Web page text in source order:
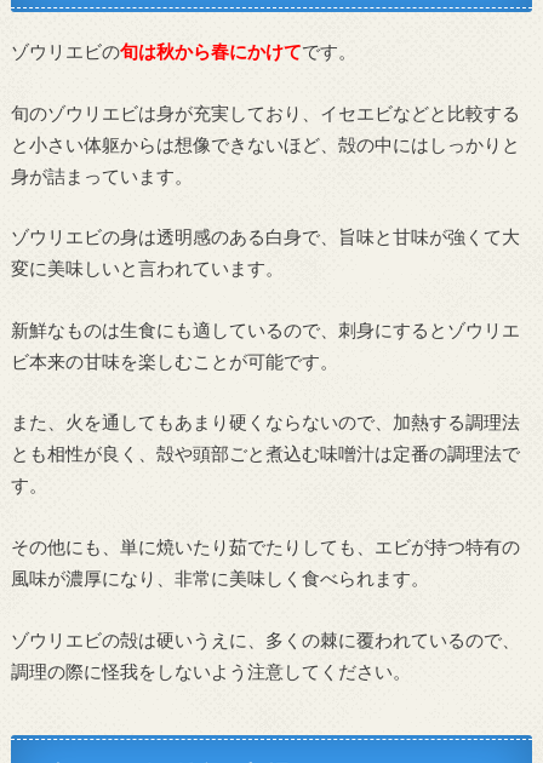
ゾウリエビの旬は秋から春にかけてです。
旬のゾウリエビは身が充実しており、イセエビなどと比較する
と小さい体躯からは想像できないほど、殻の中にはしっかりと
身が詰まっています。
ゾウリエビの身は透明感のある白身で、旨味と甘味が強くて大
変に美味しいと言われています。
新鮮なものは生食にも適しているので、刺身にするとゾウリエ
ビ本来の甘味を楽しむことが可能です。
また、火を通してもあまり硬くならないので、加熱する調理法
とも相性が良く、殻や頭部ごと煮込む味噌汁は定番の調理法で
す。
その他にも、単に焼いたり茹でたりしても、エビが持つ特有の
風味が濃厚になり、非常に美味しく食べられます。
ゾウリエビの殻は硬いうえに、多くの棘に覆われているので、
調理の際に怪我をしないよう注意してください。